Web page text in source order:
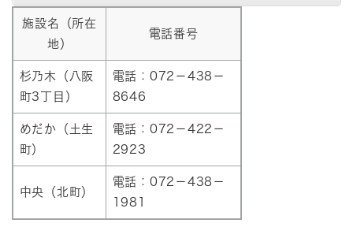
施設名（所在
地）
電話番号
杉乃木（八阪
町3丁目）
電話：072－438－
8646
めだか（土生
町）
電話：072－422－
2923
中央（北町）
電話：072－438－
1981